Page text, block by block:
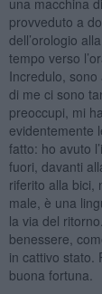
provveduto a
dell’orologio
tempo verso
Incredulo,
di me ci sono
preoccupi, mi
evidentemente
fatto: ho avuto
fuori, davanti
riferito alla bici,
male, è una
la via del
benessere,
in cattivo stato.
buona fortuna.